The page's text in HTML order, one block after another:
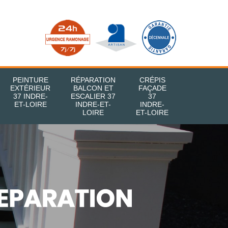
PEINTURE
EXTÉRIEUR
37 INDRE-
ET-LOIRE
RÉPARATION
BALCON ET
ESCALIER 37
INDRE-ET-
LOIRE
CRÉPIS
FAÇADE
37
INDRE-
ET-LOIRE